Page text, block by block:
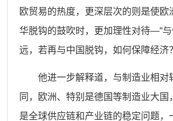
欧贸易的热度，更深层次的则是使欧
华脱钩的鼓吹时，更加理性对待—“与
远，若再与中国脱钩，如何保障经济
他进一步解释道，与制造业相对
同，欧洲、特别是德国等制造业大国
是全球供应链和产业链的稳定问题，